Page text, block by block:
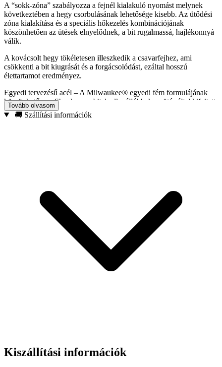
A “sokk-zóna” szabályozza a fejnél kialakuló nyomást melynek
következtében a hegy csorbulásának lehetősége kisebb. Az ütődési
zóna kialakítása és a speciális hőkezelés kombinációjának
köszönhetően az ütések elnyelődnek, a bit rugalmassá, hajlékonnyá
válik.
A kovácsolt hegy tökéletesen illeszkedik a csavarfejhez, ami
csökkenti a bit kiugrását és a forgácsolódást, ezáltal hosszú
élettartamot eredményez.
Egyedi tervezésű acél – A Milwaukee® egyedi fém formulájának
köszönhetően a Shockwave bitek ellenállóbbak az ütés által kifejtett
hatásnak.
Tovább olvasom
🚚 Szállítási információk
Kiszállítási információk